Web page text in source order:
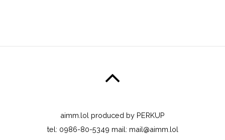
aimm.lol produced by PERKUP
tel: 0986-80-5349 mail: mail@aimm.lol